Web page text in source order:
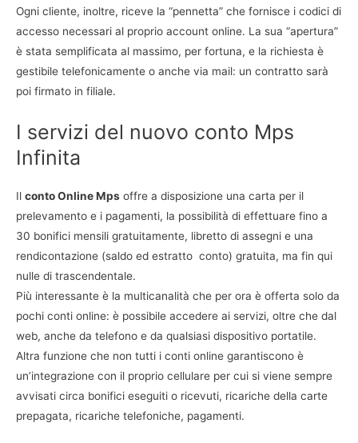
Ogni cliente, inoltre, riceve la “pennetta” che fornisce i codici di
accesso necessari al proprio account online. La sua “apertura”
è stata semplificata al massimo, per fortuna, e la richiesta è
gestibile telefonicamente o anche via mail: un contratto sarà
poi firmato in filiale.
I servizi del nuovo conto Mps
Infinita
Il conto Online Mps offre a disposizione una carta per il
prelevamento e i pagamenti, la possibilità di effettuare fino a
30 bonifici mensili gratuitamente, libretto di assegni e una
rendicontazione (saldo ed estratto conto) gratuita, ma fin qui
nulle di trascendentale.
Più interessante è la multicanalità che per ora è offerta solo da
pochi conti online: è possibile accedere ai servizi, oltre che dal
web, anche da telefono e da qualsiasi dispositivo portatile.
Altra funzione che non tutti i conti online garantiscono è
un’integrazione con il proprio cellulare per cui si viene sempre
avvisati circa bonifici eseguiti o ricevuti, ricariche della carte
prepagata, ricariche telefoniche, pagamenti.